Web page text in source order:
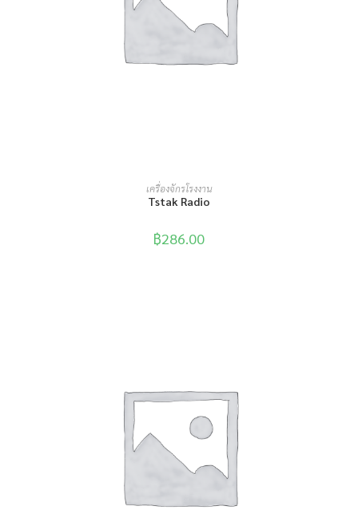
หยิบใส่ตะกร้า
เครื่องจักรโรงงาน
Tstak Radio
฿286.00